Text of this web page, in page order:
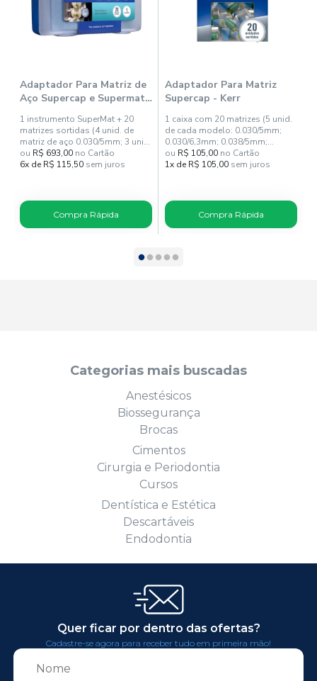
Adaptador Para Matriz de
Aço Supercap e Supermat -
1 instrumento SuperMat + 20
matrizes sortidas (4 unid. de
matriz de aço 0.030/5mm; 3 unid.
de matriz de aço 0.038/5mm; 4
unid. de matriz de aço
matriz transparente 0.05/5mm; 3
unid. de matriz transparente
0.05/6.3mm)
ou R$ 693,00 no Cartão
6x de R$ 115,50 sem juros
Compra Rápida
Adaptador Para Matriz
Supercap - Kerr
1 caixa com 20 matrizes (5 unid.
de cada modelo: 0.030/5mm;
0.030/6,3mm; 0.038/5mm;
0.038/6,3mm).
ou R$ 105,00 no Cartão
1x de R$ 105,00 sem juros
Compra Rápida
Categorias mais buscadas
Anestésicos
Biossegurança
Brocas
Cimentos
Cirurgia e Periodontia
Cursos
Dentística e Estética
Descartáveis
Endodontia
Quer ficar por dentro das ofertas?
Cadastre-se agora para receber tudo em primeira mão!